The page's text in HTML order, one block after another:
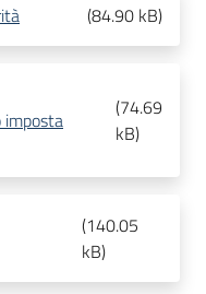
(84.90 kB)
(74.69
kB)
(140.05
kB)